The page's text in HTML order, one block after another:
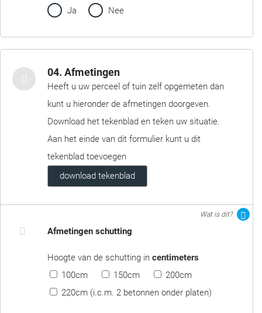
Ja Nee
04. Afmetingen
Heeft u uw perceel of tuin zelf opgemeten dan
kunt u hieronder de afmetingen doorgeven.
Download het tekenblad en teken uw situatie.
Aan het einde van dit formulier kunt u dit
tekenblad toevoegen
download tekenblad
Wat is dit?
Afmetingen schutting
Hoogte van de schutting in centimeters
100cm
150cm
200cm
220cm (i.c.m. 2 betonnen onder platen)